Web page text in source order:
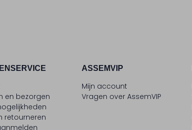
en bezorgen
retourneren
ASSEMVIP
Mijn account
Vragen over AssemVIP